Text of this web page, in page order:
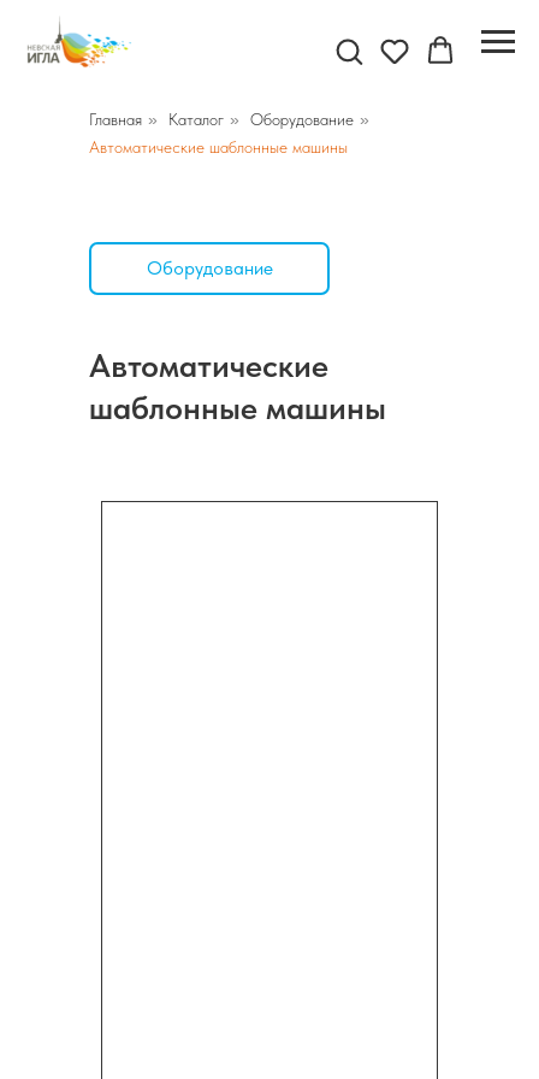
Главная » Каталог » Оборудование »
Автоматические шаблонные машины
Автоматические
шаблонные машины
Оборудование